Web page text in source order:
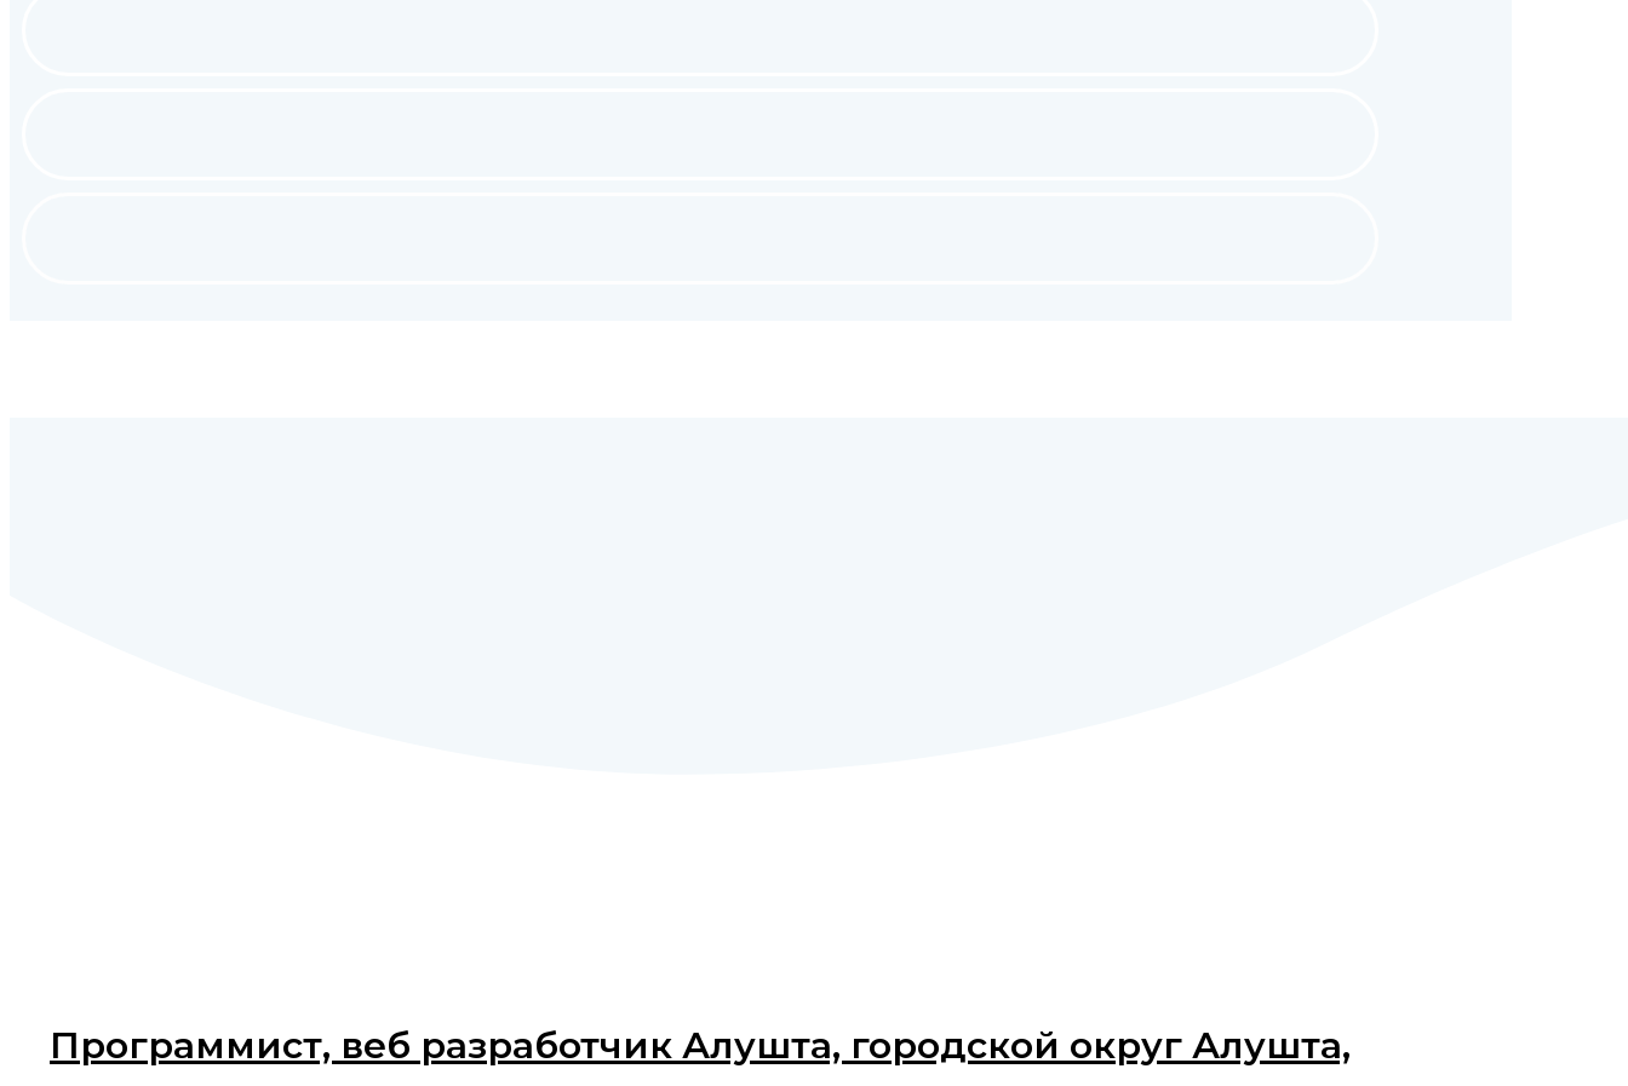
Программист, веб разработчик Алушта, городской округ Алушта,